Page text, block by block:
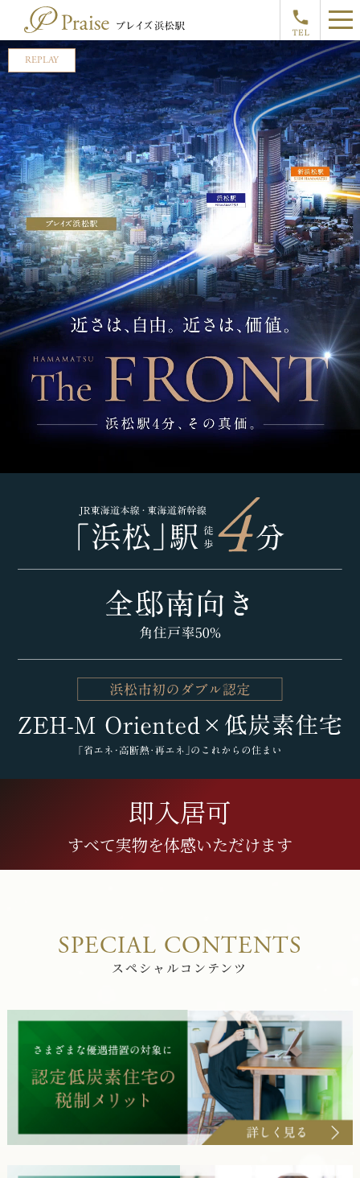
REPLAY
即入居可
すべて実物を体感いただけます
SPECIAL CONTENTS
スペシャルコンテンツ